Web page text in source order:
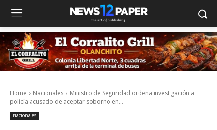
Home Nacionales
Ministro de Seguridad ordena investigación a
policía acusado de aceptar soborno en...
Nacionales